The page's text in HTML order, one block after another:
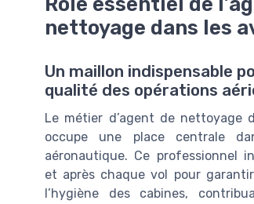
nettoyage dans les
Un maillon indispensable
qualité des opérations
Le métier d’agent de nettoyage
occupe une place centrale
aéronautique. Ce professionnel
et après chaque vol pour
l’hygiène des cabines,